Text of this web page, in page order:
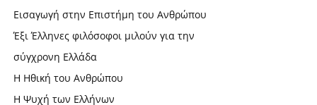
Εισαγωγή στην Επιστήμη του Ανθρώπου
Έξι Έλληνες φιλόσοφοι μιλούν για την
σύγχρονη Ελλάδα
Η Ηθική του Ανθρώπου
Η Ψυχή των Ελλήνων